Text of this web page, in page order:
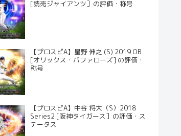
[読売ジャイアンツ］の評価・称号
【プロスピA】星野 伸之 (S) 2019 OB
[オリックス・バファローズ] の評価・
称号
【プロスピA】中谷 将大（S）2018
Series2 [阪神タイガース］の評価・ス
テータス